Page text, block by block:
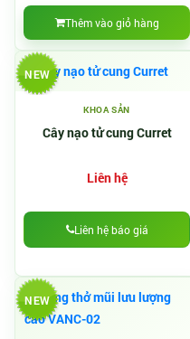
Thêm vào giỏ hàng
NEW
KHOA SẢN
Cây nạo tử cung Curret
Liên hệ
Liên hệ báo giá
NEW